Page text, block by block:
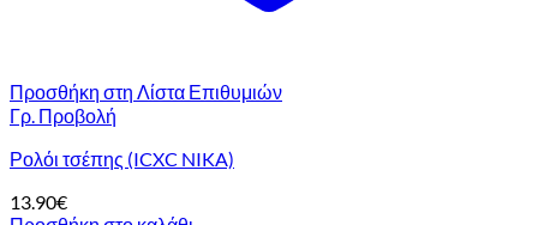
Προσθήκη στη Λίστα Επιθυμιών
Γρ. Προβολή
Ρολόι τσέπης (ICXC NIKA)
13.90€